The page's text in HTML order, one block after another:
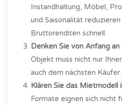
Instandhaltung, Möbel,
und Saisonalität
Bruttorenditen schnell.
Denken Sie von Anfang an
Objekt muss nicht nur
auch dem nächsten Käufer.
Klären Sie das Mietmodell
Formate eignen sich nicht